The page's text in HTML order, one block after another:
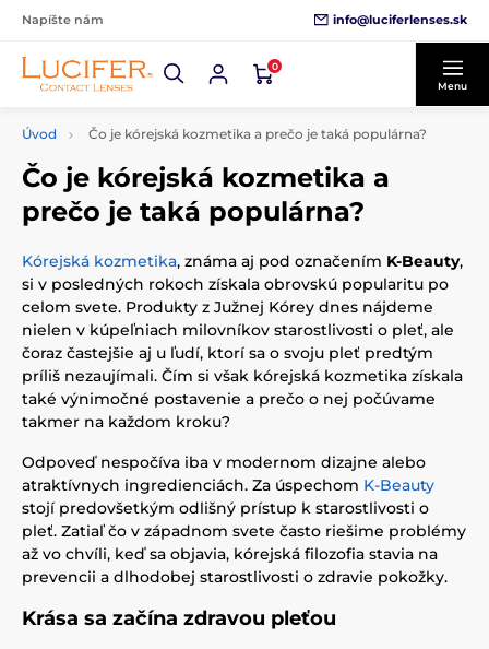
Napíšte nám info@luciferlenses.sk
0
Menu
Úvod Čo je kórejská kozmetika a prečo je taká populárna?
Čo je kórejská kozmetika a
prečo je taká populárna?
Kórejská kozmetika, známa aj pod označením K-Beauty,
si v posledných rokoch získala obrovskú popularitu po
celom svete. Produkty z Južnej Kórey dnes nájdeme
nielen v kúpeľniach milovníkov starostlivosti o pleť, ale
čoraz častejšie aj u ľudí, ktorí sa o svoju pleť predtým
príliš nezaujímali. Čím si však kórejská kozmetika získala
také výnimočné postavenie a prečo o nej počúvame
takmer na každom kroku?
Odpoveď nespočíva iba v modernom dizajne alebo
atraktívnych ingredienciách. Za úspechom K-Beauty
stojí predovšetkým odlišný prístup k starostlivosti o
pleť. Zatiaľ čo v západnom svete často riešime problémy
až vo chvíli, keď sa objavia, kórejská filozofia stavia na
prevencii a dlhodobej starostlivosti o zdravie pokožky.
Krása sa začína zdravou pleťou